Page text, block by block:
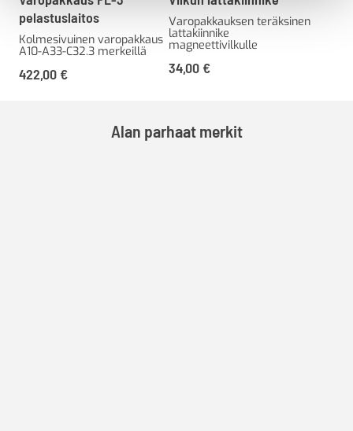
pelastuslaitos
Kolmesivuinen varopakkaus
A10-A33-C32.3 merkeillä
422,00 €
Varopakkauksen teräksinen
lattakiinnike
magneettivilkulle
34,00 €
Alan parhaat merkit